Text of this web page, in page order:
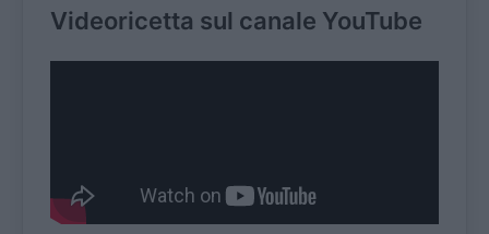
Videoricetta sul canale YouTube